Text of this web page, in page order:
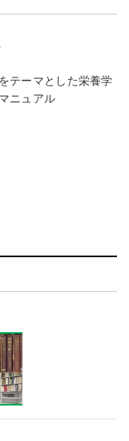
テーマとした栄養学
ニュアル